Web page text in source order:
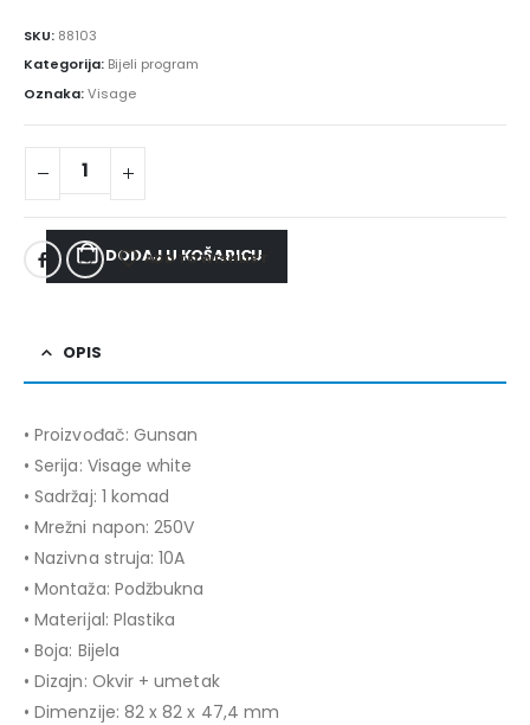
SKU: 88103
Kategorija: Bijeli program
Oznaka:Visage
DODAJ U KOŠARICU
ADD TO WISHLIST
OPIS
• Proizvođač: Gunsan
• Serija: Visage white
• Sadržaj: 1 komad
• Mrežni napon: 250V
• Nazivna struja: 10A
• Montaža: Podžbukna
• Materijal: Plastika
• Boja: Bijela
• Dizajn: Okvir + umetak
• Dimenzije: 82 x 82 x 47,4 mm